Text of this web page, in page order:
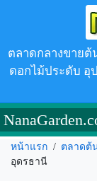
ตลาดกลางขายต้
ดอกไม้ประดับ อุ
หน้าแรก / ตลาดต้
อุดรธานี